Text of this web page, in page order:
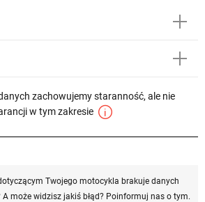
zachowujemy staranność, ale nie
w tym zakresie
Twojego motocykla brakuje danych
może widzisz jakiś błąd? Poinformuj nas o tym.